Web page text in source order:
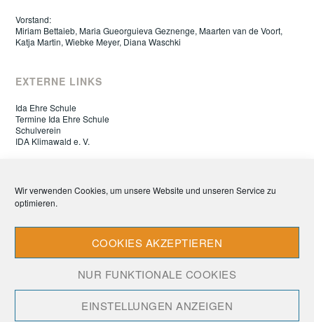
Wir verwenden Cookies, um unsere Website und unseren Service zu
optimieren.
COOKIES AKZEPTIEREN
NUR FUNKTIONALE COOKIES
EINSTELLUNGEN ANZEIGEN
Vorstand:
Miriam Bettaieb, Maria Gueorguieva Geznenge, Maarten van de Voort,
Katja Martin, Wiebke Meyer, Diana Waschki
EXTERNE LINKS
Ida Ehre Schule
Termine Ida Ehre Schule
Schulverein
IDA Klimawald e. V.
Datenschutz
Cookie-Richtlinie (EU)